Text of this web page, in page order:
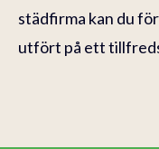
städfirma kan du
utfört på ett